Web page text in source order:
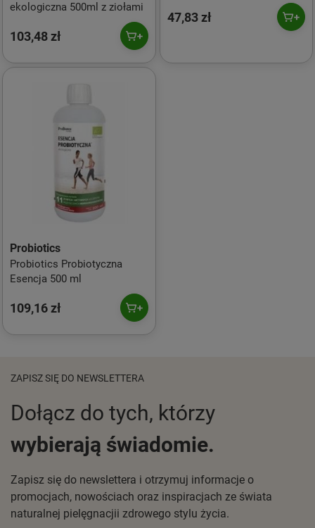
ekologiczna 500ml z ziołami
103,48 zł
47,83 zł
Probiotics
Probiotics Probiotyczna
Esencja 500 ml
109,16 zł
ZAPISZ SIĘ DO NEWSLETTERA
Dołącz do tych, którzy
wybierają świadomie.
Zapisz się do newslettera i otrzymuj informacje o
promocjach, nowościach oraz inspiracjach ze świata
naturalnej pielęgnacjii zdrowego stylu życia.